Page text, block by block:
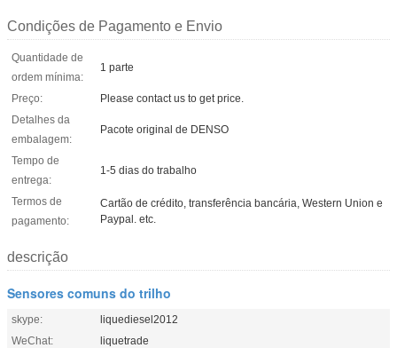
Condições de Pagamento e Envio
Quantidade de
ordem mínima:
1 parte
Preço:
Please contact us to get price.
Detalhes da
embalagem:
Pacote original de DENSO
Tempo de
entrega:
1-5 dias do trabalho
Termos de
pagamento:
Cartão de crédito, transferência bancária, Western Union e
Paypal. etc.
descrição
Sensores comuns do trilho
skype:
liquediesel2012
WeChat:
liquetrade